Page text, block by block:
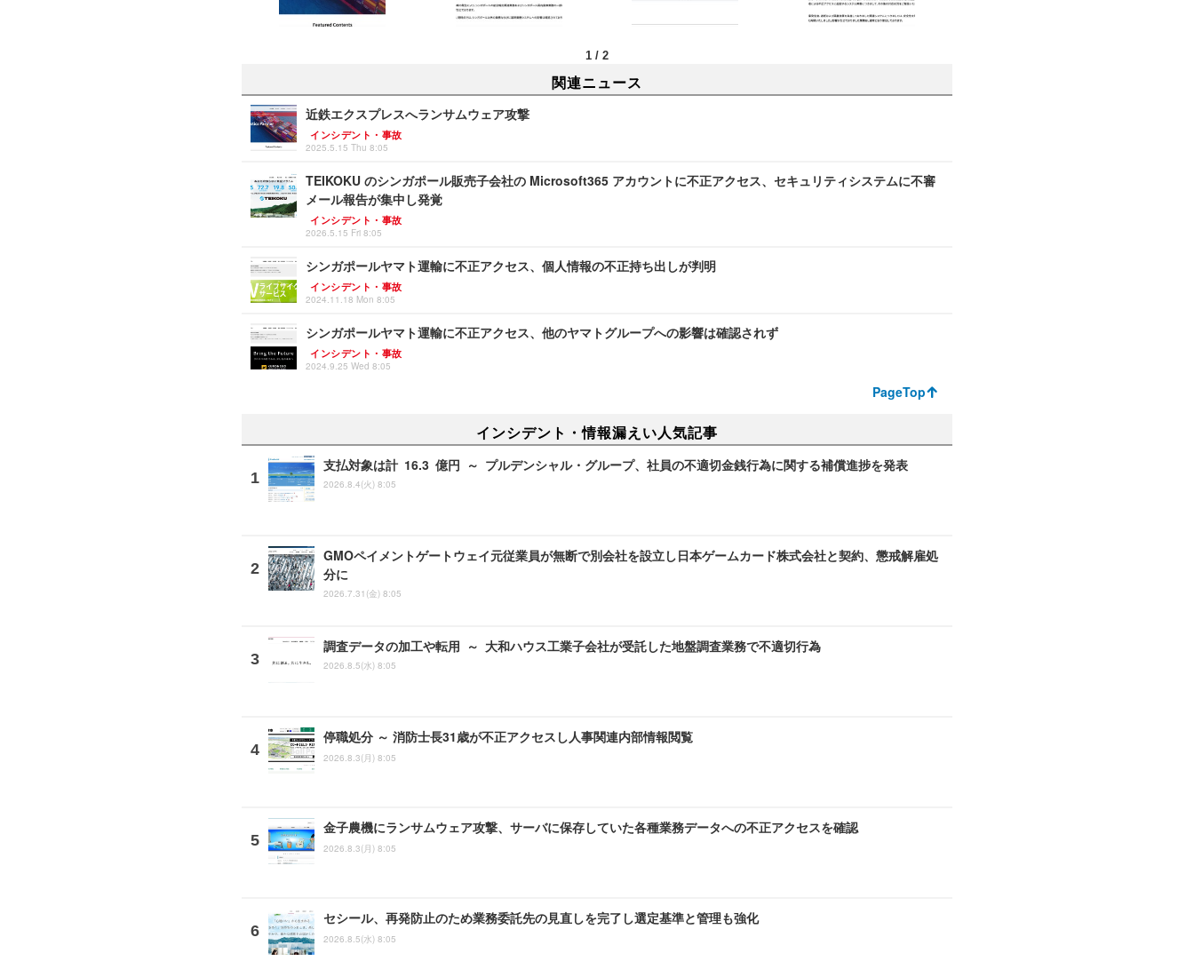
1 / 2
関連ニュース
近鉄エクスプレスへランサムウェア攻撃
インシデント・事故
2025.5.15 Thu 8:05
TEIKOKU のシンガポール販売子会社の Microsoft365 アカウントに不正アクセス、セキュリティシステムに不審
メール報告が集中し発覚
インシデント・事故
2026.5.15 Fri 8:05
シンガポールヤマト運輸に不正アクセス、個人情報の不正持ち出しが判明
インシデント・事故
2024.11.18 Mon 8:05
シンガポールヤマト運輸に不正アクセス、他のヤマトグループへの影響は確認されず
インシデント・事故
2024.9.25 Wed 8:05
PageTop
インシデント・情報漏えい人気記事
支払対象は計 16.3 億円 ～ プルデンシャル・グループ、社員の不適切金銭行為に関する補償進捗を発表
2026.8.4(火) 8:05
GMOペイメントゲートウェイ元従業員が無断で別会社を設立し日本ゲームカード株式会社と契約、懲戒解雇処
分に
2026.7.31(金) 8:05
調査データの加工や転用 ～ 大和ハウス工業子会社が受託した地盤調査業務で不適切行為
2026.8.5(水) 8:05
停職処分 ～ 消防士長31歳が不正アクセスし人事関連内部情報閲覧
2026.8.3(月) 8:05
金子農機にランサムウェア攻撃、サーバに保存していた各種業務データへの不正アクセスを確認
2026.8.3(月) 8:05
セシール、再発防止のため業務委託先の見直しを完了し選定基準と管理も強化
2026.8.5(水) 8:05